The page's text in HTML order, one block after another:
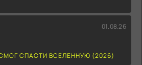
01.08.26
СПАСТИ ВСЕЛЕННУЮ (2026)